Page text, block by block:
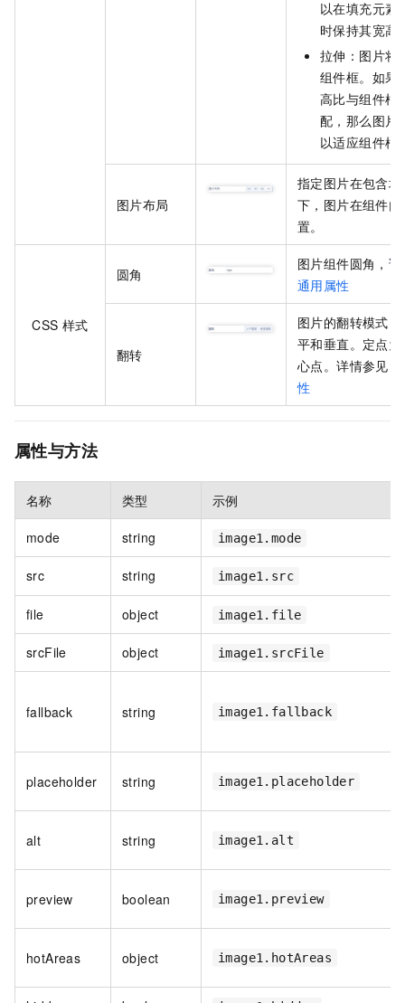
以在填充元素
时保持其宽高
拉伸：图片将
组件框。如果
高比与组件框
配，那么图片
以适应组件框
图片布局
指定图片在包含
下，图片在组件内
置。
CSS 样式
圆角
图片组件圆角， 详
通用属性
翻转
图片的翻转模式
平和垂直。定点
心点。详情参见
性
属性与方法
名称 类型 示例
mode string image1.mode
src string image1.src
file object image1.file
srcFile object image1.srcFile
fallback string image1.fallback
placeholder string image1.placeholder
alt string image1.alt
preview boolean image1.preview
hotAreas object image1.hotAreas